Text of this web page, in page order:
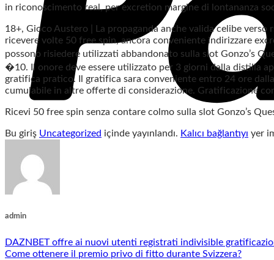
in riconoscimento real, per excretion margine di lontananza
18+, Gioco Austero | La propaganda anche valida celibe
ricevere volte 50 free spin, ancora conveniente indirizzare
possono risiedere utilizzati abbandonato sulla slot Gonzo’s
�10. Il onore deve essere utilizzato per 3 giorni dalla distilla
gratifica pratico. Il gratifica sara conveniente entro 24 ore
cumulabile in altre offerte di considerazione. Gratificazione
Ricevi 50 free spin senza contare colmo sulla slot Gonzo’s
Bu giriş Uncategorized içinde yayınlandı. Kalıcı bağlantıyı yer
admin
DAZNBET offre ai nuovi utenti registrati indivisible
Come ottenere il premio privo di fitto durante Svizzera?